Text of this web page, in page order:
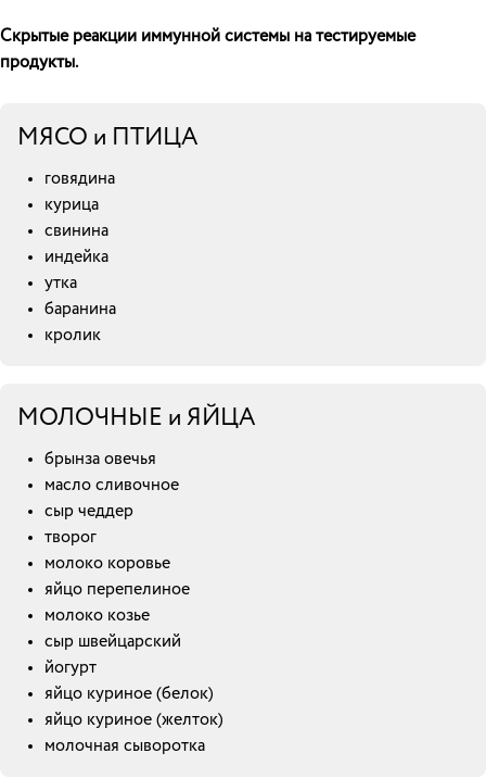
Скрытые реакции иммунной системы на тестируемые
продукты.
МЯСО и ПТИЦА
говядина
курица
свинина
индейка
утка
баранина
кролик
МОЛОЧНЫЕ и ЯЙЦА
брынза овечья
масло сливочное
сыр чеддер
творог
молоко коровье
яйцо перепелиное
молоко козье
сыр швейцарский
йогурт
яйцо куриное (белок)
яйцо куриное (желток)
молочная сыворотка